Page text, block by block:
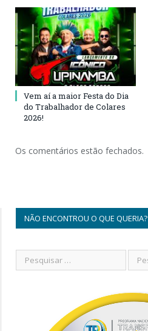
Vem aí a maior Festa do Dia
do Trabalhador de Colares
2026!
Os comentários estão fechados.
NÃO ENCONTROU O QUE QUERIA?